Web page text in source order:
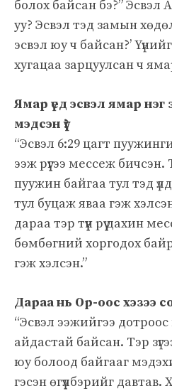
болох байсан бэ?” Эсвэл
уу? Эсвэл тэд замын
эсвэл юу ч байсан?’
хугацаа зарцуулсан ч
Ямар үед эсвэл ямар нэг
мэдсэн үү?
“Эсвэл 6:29 цагт
ээж рүүгээ мессеж
пуужин байгаа тул тэд
тул буцаж яваа гэж
дараа тэр түүн рүү дахин
бөмбөгний хоргодох
гэж хэлсэн.”
Дараа нь Ор-оос хэзээ
“Эсвэл ээжийгээ дотроос
айдастай байсан. Тэр
юу болоод байгааг
гэсэн өгүүлбэрийг давтав.